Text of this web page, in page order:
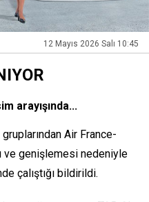
12 Mayıs 2026 Salı 10:45
arayışında...
Air France-
ve genişlemesi nedeniyle
çalıştığı bildirildi.